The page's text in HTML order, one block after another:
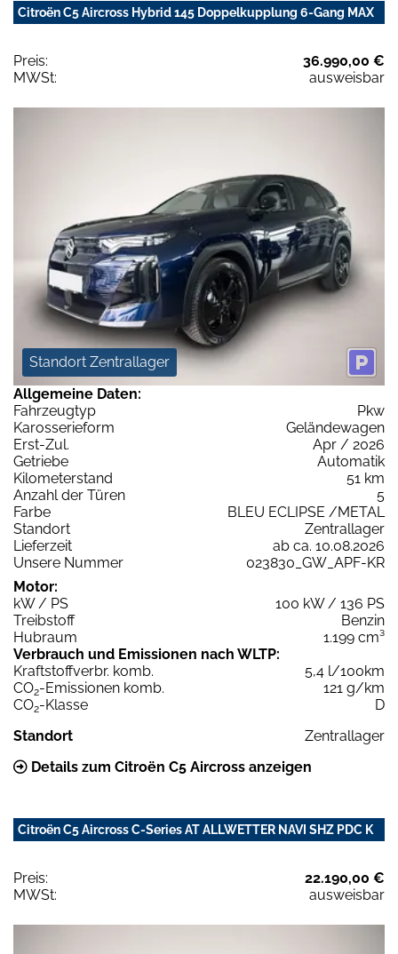
Citroën C5 Aircross Hybrid 145 Doppelkupplung 6-Gang MAX
Preis:
36.990,00 €
MWSt:
ausweisbar
Standort Zentrallager
Allgemeine Daten:
Fahrzeugtyp
Pkw
Karosserieform
Geländewagen
Erst-Zul.
Apr / 2026
Getriebe
Automatik
Kilometerstand
51 km
Anzahl der Türen
5
Farbe
BLEU ECLIPSE /METAL
Standort
Zentrallager
Lieferzeit
ab ca. 10.08.2026
Unsere Nummer
023830_GW_APF-KR
Motor:
kW / PS
100 kW / 136 PS
Treibstoff
Benzin
Hubraum
1.199 cm³
Verbrauch und Emissionen nach WLTP:
Kraftstoffverbr. komb.
5,4 l/100km
CO2-Emissionen komb.
121 g/km
CO2-Klasse
D
Standort
Zentrallager
Details zum Citroën C5 Aircross anzeigen
Citroën C5 Aircross C-Series AT ALLWETTER NAVI SHZ PDC K
Preis:
22.190,00 €
MWSt:
ausweisbar